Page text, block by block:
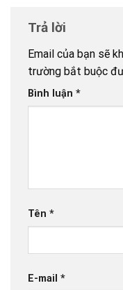
Trả lời
Email của bạn sẽ
trường bắt buộc
Bình luận *
Tên *
E-mail *